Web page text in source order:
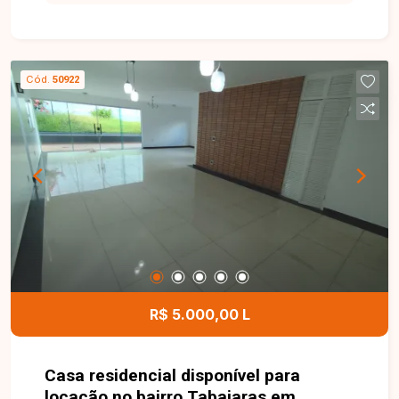
além de edícula nos fundos com 1 quarto amplo,
banheiro, varanda gourmet com churrasqueira,
lavanderia e despensa. Possui ainda garagem
para 4 carros. O imóvel dispõe de sanca de
gesso em todos os cômodos, sistema de alarme
e câmeras, oferecendo mais segurança e
conforto. Entre em contato e agende sua visita
Cód. 50922
R$ 5.000,00 L
Casa residencial disponível para